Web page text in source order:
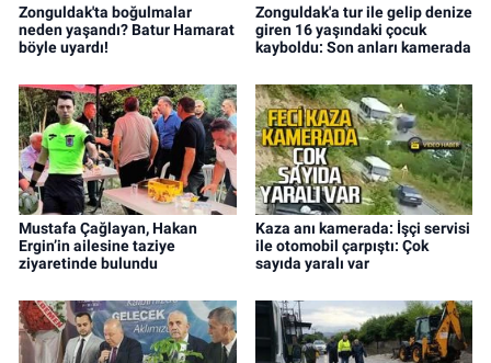
Zonguldak'ta boğulmalar
neden yaşandı? Batur Hamarat
böyle uyardı!
Zonguldak'a tur ile gelip denize
giren 16 yaşındaki çocuk
kayboldu: Son anları kamerada
Mustafa Çağlayan, Hakan
Ergin’in ailesine taziye
ziyaretinde bulundu
Kaza anı kamerada: İşçi servisi
ile otomobil çarpıştı: Çok
sayıda yaralı var